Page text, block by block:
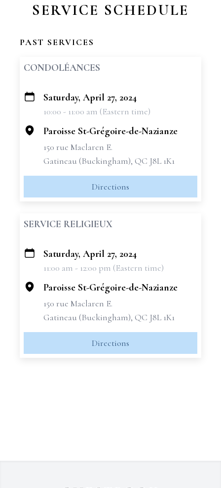
SERVICE SCHEDULE
PAST SERVICES
CONDOLÉANCES
+
Saturday, April 27, 2024
10:00 - 11:00 am (Eastern time)
Paroisse St-Grégoire-de-Nazianze
150 rue Maclaren E.
Gatineau (Buckingham), QC J8L 1K1
Directions
SERVICE RELIGIEUX
+
Saturday, April 27, 2024
11:00 am - 12:00 pm (Eastern time)
Paroisse St-Grégoire-de-Nazianze
150 rue Maclaren E.
Gatineau (Buckingham), QC J8L 1K1
Directions